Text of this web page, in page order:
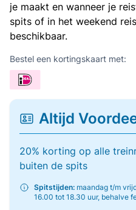
je maakt en wanneer je
spits of in het weekend
beschikbaar.
Bestel een kortingskaart met:
Altijd
20% korting op alle
buiten de spits
Spitstijden: maandag t/m
16.00 tot 18.30 uur, behalve